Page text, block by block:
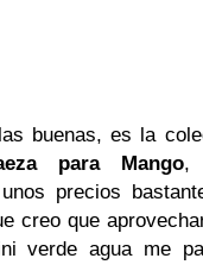
buenas, es la
para Mango,
precios
creo que
verde agua me